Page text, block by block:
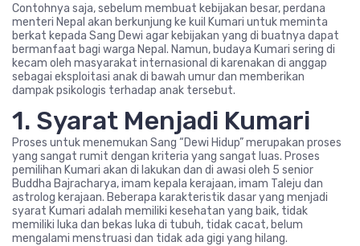
Contohnya saja, sebelum membuat kebijakan besar, perdana
menteri Nepal akan berkunjung ke kuil Kumari untuk meminta
berkat kepada Sang Dewi agar kebijakan yang di buatnya dapat
bermanfaat bagi warga Nepal. Namun, budaya Kumari sering di
kecam oleh masyarakat internasional di karenakan di anggap
sebagai eksploitasi anak di bawah umur dan memberikan
dampak psikologis terhadap anak tersebut.
1. Syarat Menjadi Kumari
Proses untuk menemukan Sang “Dewi Hidup” merupakan proses
yang sangat rumit dengan kriteria yang sangat luas. Proses
pemilihan Kumari akan di lakukan dan di awasi oleh 5 senior
Buddha Bajracharya, imam kepala kerajaan, imam Taleju dan
astrolog kerajaan. Beberapa karakteristik dasar yang menjadi
syarat Kumari adalah memiliki kesehatan yang baik, tidak
memiliki luka dan bekas luka di tubuh, tidak cacat, belum
mengalami menstruasi dan tidak ada gigi yang hilang.